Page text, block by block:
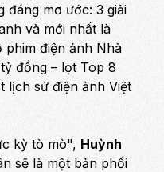
đáng mơ ước: 3 giải
và mới nhất là
phim điện ảnh Nhà
đồng – lọt Top 8
lịch sử điện ảnh Việt
kỳ tò mò", Huỳnh
sẽ là một bản phối